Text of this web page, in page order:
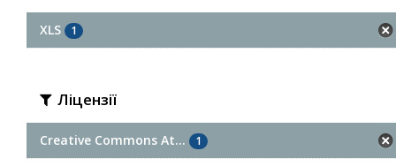
XLS 1
Ліцензії
Creative Commons At... 1